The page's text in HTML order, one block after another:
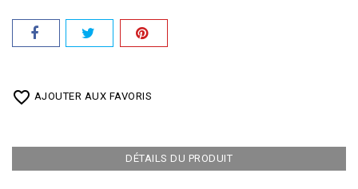
favorite_border AJOUTER AUX FAVORIS
DÉTAILS DU PRODUIT